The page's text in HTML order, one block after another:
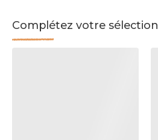
Complétez votre sélection